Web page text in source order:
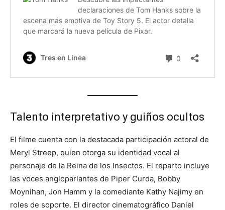
Talento interpretativo y guiños ocultos
El filme cuenta con la destacada participación actoral de
Meryl Streep, quien otorga su identidad vocal al
personaje de la Reina de los Insectos. El reparto incluye
las voces angloparlantes de Piper Curda, Bobby
Moynihan, Jon Hamm y la comediante Kathy Najimy en
roles de soporte. El director cinematográfico Daniel